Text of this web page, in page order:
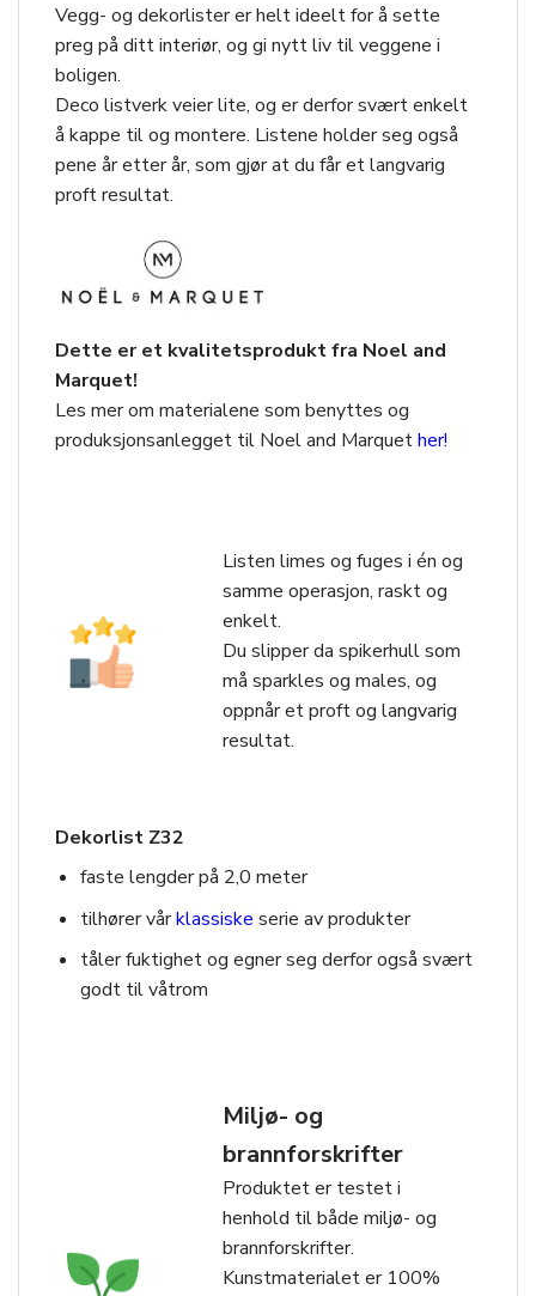
Vegg- og dekorlister er helt ideelt for å sette
preg på ditt interiør, og gi nytt liv til veggene i
boligen.
Deco listverk veier lite, og er derfor svært enkelt
å kappe til og montere. Listene holder seg også
pene år etter år, som gjør at du får et langvarig
proft resultat.
Dette er et kvalitetsprodukt fra Noel and
Marquet!
Les mer om materialene som benyttes og
produksjonsanlegget til Noel and Marquether!
Listen limes og fuges i én og
samme operasjon, raskt og
enkelt.
Du slipper da spikerhull som
må sparkles og males, og
oppnår et proft og langvarig
resultat.
Dekorlist Z32
faste lengder på 2,0 meter
tilhører vårklassiske serie av produkter
tåler fuktighet og egner seg derfor også svært
godt til våtrom
Miljø- og
brannforskrifter
Produktet er testet i
henhold til både miljø- og
brannforskrifter.
Kunstmaterialet er 100%